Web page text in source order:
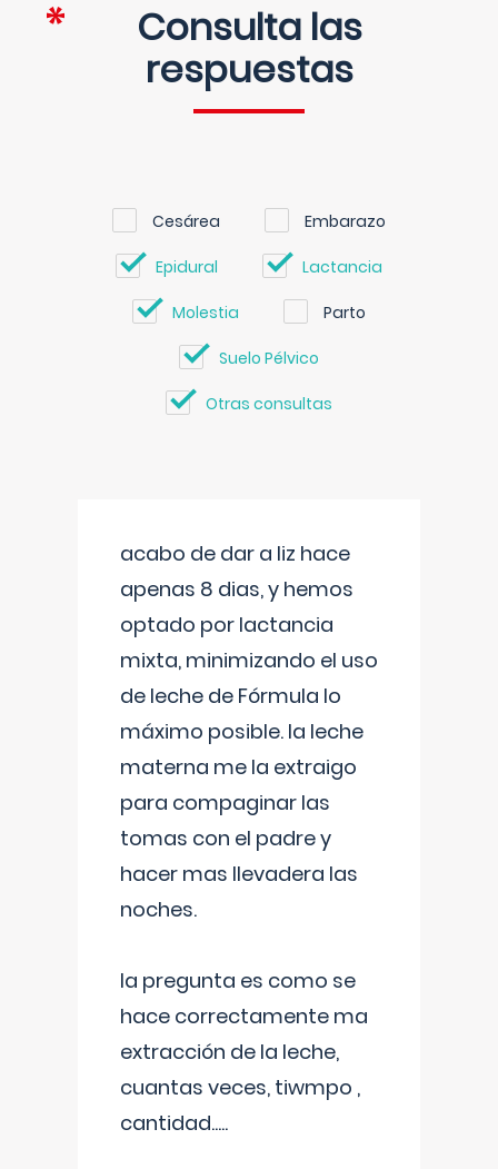
Consulta las
respuestas
Cesárea Embarazo
Epidural Lactancia
Molestia Parto
Suelo Pélvico
Otras consultas
acabo de dar a liz hace
apenas 8 dias, y hemos
optado por lactancia
mixta, minimizando el uso
de leche de Fórmula lo
máximo posible. la leche
materna me la extraigo
para compaginar las
tomas con el padre y
hacer mas llevadera las
noches.
la pregunta es como se
hace correctamente ma
extracción de la leche,
cuantas veces, tiwmpo ,
cantidad.....